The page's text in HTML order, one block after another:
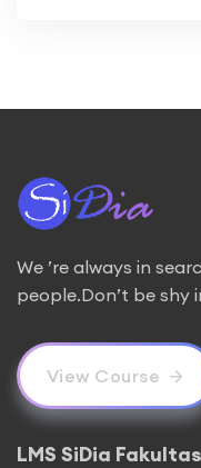
We ’re always in
people.Don’t be shy
View Course
LMS SiDia Fakultas